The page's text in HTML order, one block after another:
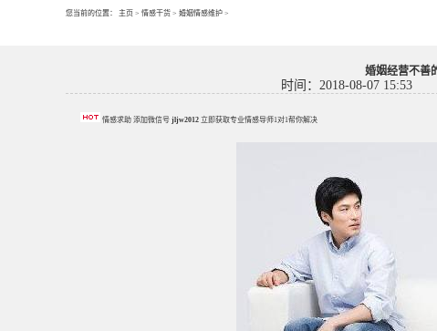
您当前的位置： 主页 > 情感干货 > 婚姻情感维护 >
婚姻经营不善
时间：2018-08-07 15:53
情感求助 添加微信号 jljw2012 立即获取专业情感导师1对1帮你解决